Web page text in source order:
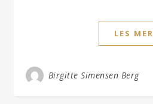
LES MER
Birgitte Simensen Berg